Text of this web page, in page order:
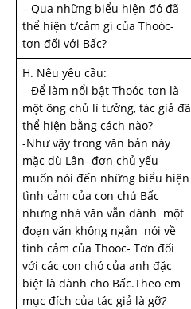
– Qua những biểu hiện đó đã
thể hiện t/cảm gì của Thoóc-
tơn đối với Bấc?
H. Nêu yêu cầu:
– Để làm nổi bật Thoóc-tơn là
một ông chủ lí tưởng, tác giả đã
thể hiện bằng cách nào?
-Như vậy trong văn bản này
mặc dù Lân- đơn chủ yếu
muốn nói đến những biểu hiện
tình cảm của con chú Bấc
nhưng nhà văn vẫn dành một
đoạn văn không ngắn nói về
tình cảm của Thooc- Tơn đối
với các con chó của anh đặc
biệt là dành cho Bấc.Theo em
mục đích của tác giả là gỡ?